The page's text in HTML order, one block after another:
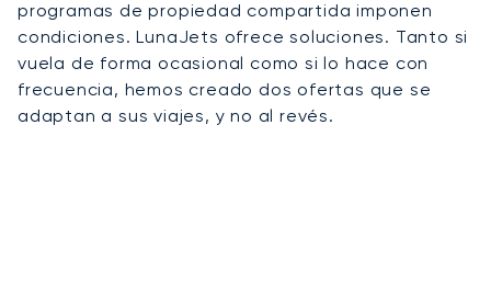
programas de propiedad compartida imponen
condiciones. LunaJets ofrece soluciones. Tanto si
vuela de forma ocasional como si lo hace con
frecuencia, hemos creado dos ofertas que se
adaptan a sus viajes, y no al revés.